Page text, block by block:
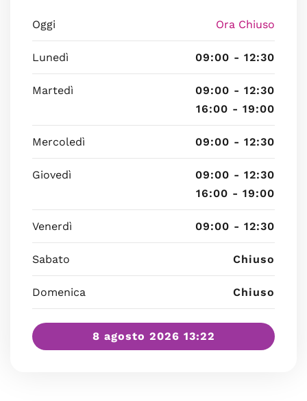
Oggi Ora Chiuso
Lunedì 09:00 - 12:30
Martedì
09:00 - 12:30
16:00 - 19:00
Mercoledì 09:00 - 12:30
Giovedì
09:00 - 12:30
16:00 - 19:00
Venerdì 09:00 - 12:30
Sabato Chiuso
Domenica Chiuso
8 agosto 2026 13:22